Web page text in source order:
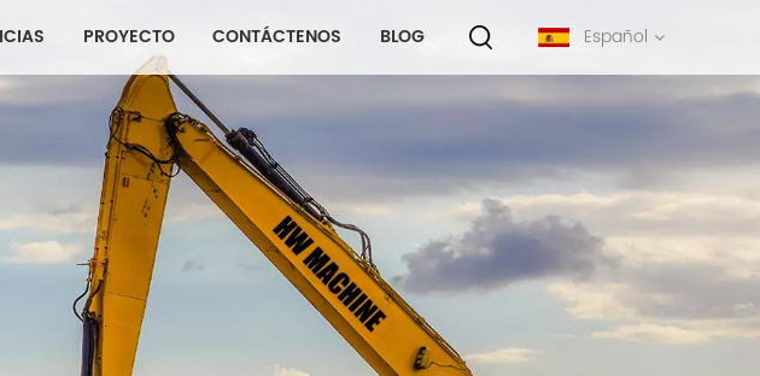
PROYECTO CONTÁCTENOS BLOG Español
français
русский
español
português